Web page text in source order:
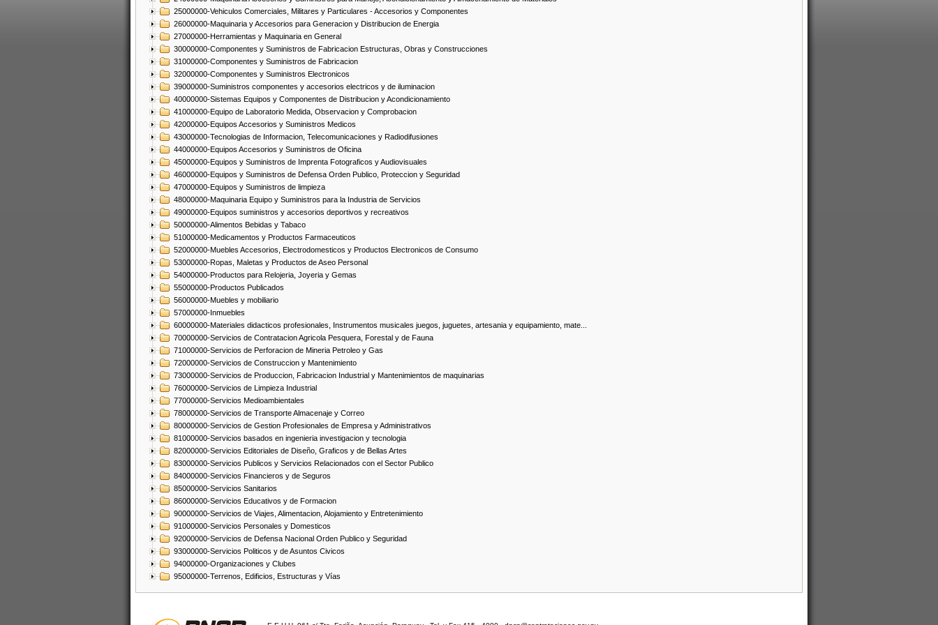
25000000-Vehiculos Comerciales, Militares y Particulares - Accesorios y Componentes
26000000-Maquinaria y Accesorios para Generacion y Distribucion de Energia
27000000-Herramientas y Maquinaria en General
30000000-Componentes y Suministros de Fabricacion Estructuras, Obras y Construcciones
31000000-Componentes y Suministros de Fabricacion
32000000-Componentes y Suministros Electronicos
39000000-Suministros componentes y accesorios electricos y de iluminacion
40000000-Sistemas Equipos y Componentes de Distribucion y Acondicionamiento
41000000-Equipo de Laboratorio Medida, Observacion y Comprobacion
42000000-Equipos Accesorios y Suministros Medicos
43000000-Tecnologias de Informacion, Telecomunicaciones y Radiodifusiones
44000000-Equipos Accesorios y Suministros de Oficina
45000000-Equipos y Suministros de Imprenta Fotograficos y Audiovisuales
46000000-Equipos y Suministros de Defensa Orden Publico, Proteccion y Seguridad
47000000-Equipos y Suministros de limpieza
48000000-Maquinaria Equipo y Suministros para la Industria de Servicios
49000000-Equipos suministros y accesorios deportivos y recreativos
50000000-Alimentos Bebidas y Tabaco
51000000-Medicamentos y Productos Farmaceuticos
52000000-Muebles Accesorios, Electrodomesticos y Productos Electronicos de Consumo
53000000-Ropas, Maletas y Productos de Aseo Personal
54000000-Productos para Relojeria, Joyeria y Gemas
55000000-Productos Publicados
56000000-Muebles y mobiliario
57000000-Inmuebles
60000000-Materiales didacticos profesionales, Instrumentos musicales juegos, juguetes, artesania y equipamiento, mate...
70000000-Servicios de Contratacion Agricola Pesquera, Forestal y de Fauna
71000000-Servicios de Perforacion de Mineria Petroleo y Gas
72000000-Servicios de Construccion y Mantenimiento
73000000-Servicios de Produccion, Fabricacion Industrial y Mantenimientos de maquinarias
76000000-Servicios de Limpieza Industrial
77000000-Servicios Medioambientales
78000000-Servicios de Transporte Almacenaje y Correo
80000000-Servicios de Gestion Profesionales de Empresa y Administrativos
81000000-Servicios basados en ingenieria investigacion y tecnologia
82000000-Servicios Editoriales de Diseño, Graficos y de Bellas Artes
83000000-Servicios Publicos y Servicios Relacionados con el Sector Publico
84000000-Servicios Financieros y de Seguros
85000000-Servicios Sanitarios
86000000-Servicios Educativos y de Formacion
90000000-Servicios de Viajes, Alimentacion, Alojamiento y Entretenimiento
91000000-Servicios Personales y Domesticos
92000000-Servicios de Defensa Nacional Orden Publico y Seguridad
93000000-Servicios Politicos y de Asuntos Civicos
94000000-Organizaciones y Clubes
95000000-Terrenos, Edificios, Estructuras y Vías